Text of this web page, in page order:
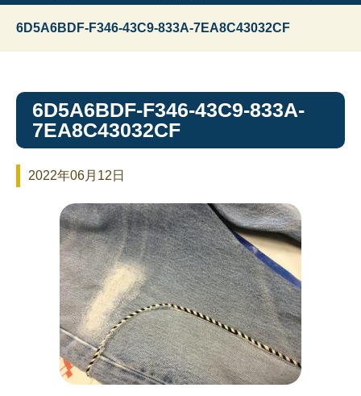
6D5A6BDF-F346-43C9-833A-7EA8C43032CF
6D5A6BDF-F346-43C9-833A-
7EA8C43032CF
2022年06月12日